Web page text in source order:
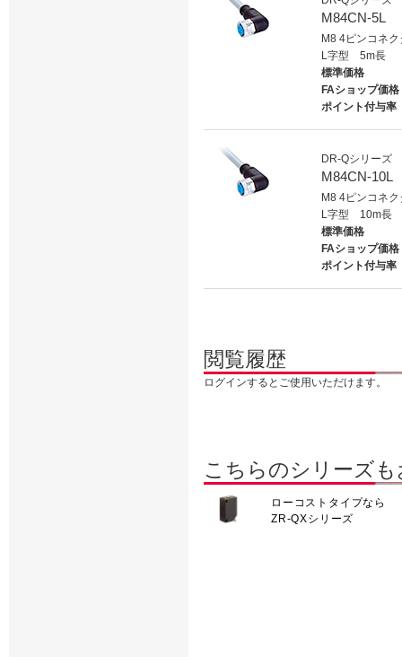
M84CN-5L
M8 4ピンコネ
L字型 5m長
標準価格
FAショップ価格
ポイント付与率
DR-Qシリーズ
M84CN-10L
M8 4ピンコネ
L字型 10m長
標準価格
FAショップ価格
ポイント付与率
閲覧履歴
ログインするとご使用いただけます。
こちらのシリーズ
ローコストタイプなら
ZR-QXシリーズ